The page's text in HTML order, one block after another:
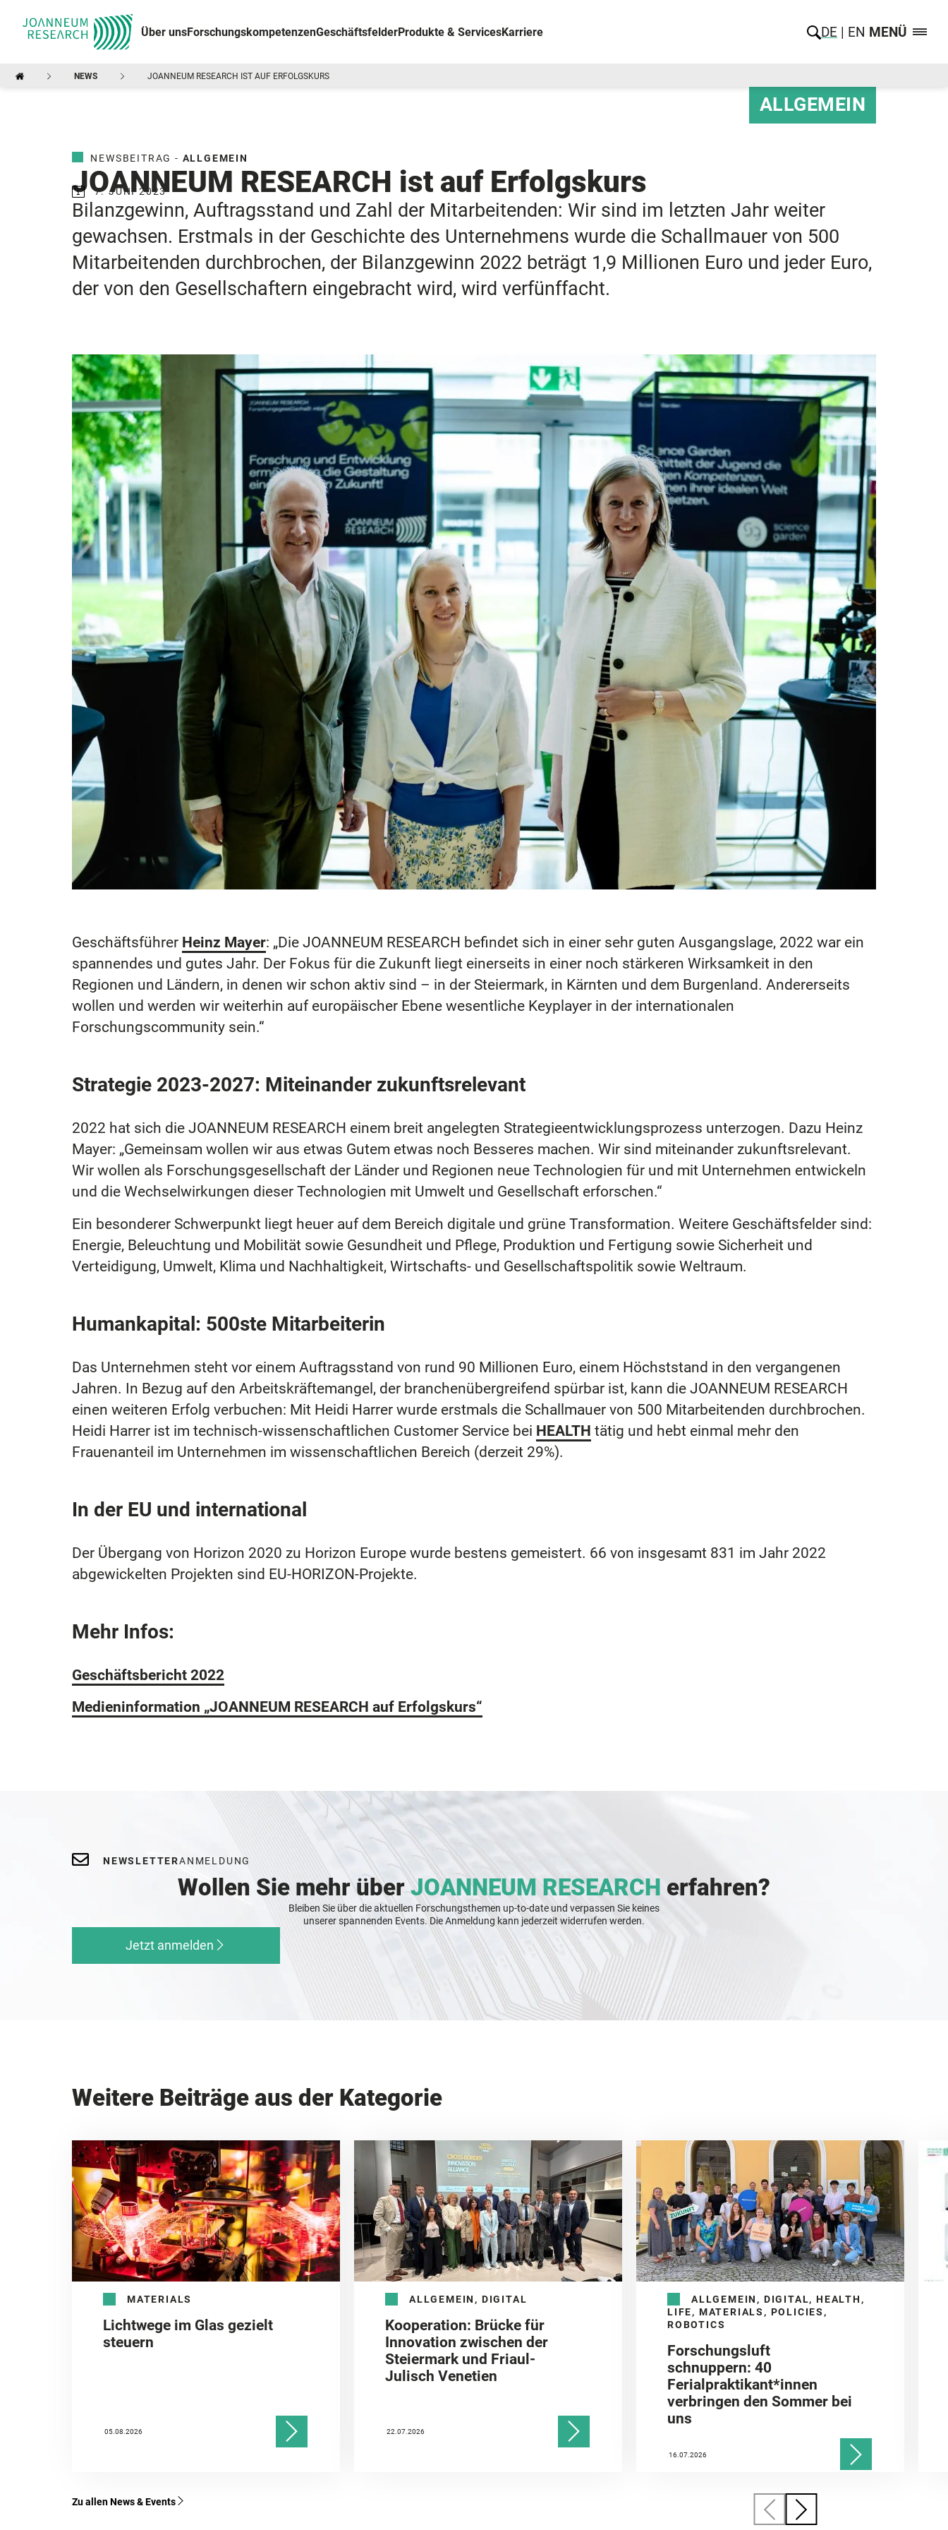
Über unsForschungskompetenzenGeschäftsfelderProdukte & ServicesKarriere DE EN MENÜ
NEWS JOANNEUM RESEARCH IST AUF ERFOLGSKURS
ALLGEMEIN
NEWSBEITRAG - ALLGEMEIN
JOANNEUM RESEARCH ist auf Erfolgskurs
7. JUNI 2023
Bilanzgewinn, Auftragsstand und Zahl der Mitarbeitenden: Wir sind im letzten Jahr weiter
gewachsen. Erstmals in der Geschichte des Unternehmens wurde die Schallmauer von 500
Mitarbeitenden durchbrochen, der Bilanzgewinn 2022 beträgt 1,9 Millionen Euro und jeder Euro,
der von den Gesellschaftern eingebracht wird, wird verfünffacht.
Geschäftsführer Heinz Mayer: „Die JOANNEUM RESEARCH befindet sich in einer sehr guten Ausgangslage, 2022 war ein
spannendes und gutes Jahr. Der Fokus für die Zukunft liegt einerseits in einer noch stärkeren Wirksamkeit in den
Regionen und Ländern, in denen wir schon aktiv sind – in der Steiermark, in Kärnten und dem Burgenland. Andererseits
wollen und werden wir weiterhin auf europäischer Ebene wesentliche Keyplayer in der internationalen
Forschungscommunity sein.“
Strategie 2023-2027: Miteinander zukunftsrelevant
2022 hat sich die JOANNEUM RESEARCH einem breit angelegten Strategieentwicklungsprozess unterzogen. Dazu Heinz
Mayer: „Gemeinsam wollen wir aus etwas Gutem etwas noch Besseres machen. Wir sind miteinander zukunftsrelevant.
Wir wollen als Forschungsgesellschaft der Länder und Regionen neue Technologien für und mit Unternehmen entwickeln
und die Wechselwirkungen dieser Technologien mit Umwelt und Gesellschaft erforschen.“
Ein besonderer Schwerpunkt liegt heuer auf dem Bereich digitale und grüne Transformation. Weitere Geschäftsfelder sind:
Energie, Beleuchtung und Mobilität sowie Gesundheit und Pflege, Produktion und Fertigung sowie Sicherheit und
Verteidigung, Umwelt, Klima und Nachhaltigkeit, Wirtschafts- und Gesellschaftspolitik sowie Weltraum.
Humankapital: 500ste Mitarbeiterin
Das Unternehmen steht vor einem Auftragsstand von rund 90 Millionen Euro, einem Höchststand in den vergangenen
Jahren. In Bezug auf den Arbeitskräftemangel, der branchenübergreifend spürbar ist, kann die JOANNEUM RESEARCH
einen weiteren Erfolg verbuchen: Mit Heidi Harrer wurde erstmals die Schallmauer von 500 Mitarbeitenden durchbrochen.
Heidi Harrer ist im technisch-wissenschaftlichen Customer Service bei HEALTH tätig und hebt einmal mehr den
Frauenanteil im Unternehmen im wissenschaftlichen Bereich (derzeit 29%).
In der EU und international
Der Übergang von Horizon 2020 zu Horizon Europe wurde bestens gemeistert. 66 von insgesamt 831 im Jahr 2022
abgewickelten Projekten sind EU-HORIZON-Projekte.
Mehr Infos:
Geschäftsbericht 2022
Medieninformation „JOANNEUM RESEARCH auf Erfolgskurs“
NEWSLETTERANMELDUNG
Wollen Sie mehr überJOANNEUM RESEARCH erfahren?
Bleiben Sie über die aktuellen Forschungsthemen up-to-date und verpassen Sie keines
unserer spannenden Events. Die Anmeldung kann jederzeit widerrufen werden.
Jetzt anmelden
Weitere Beiträge aus der Kategorie
MATERIALS
Lichtwege im Glas gezielt
steuern
05.08.2026
ALLGEMEIN, DIGITAL
Kooperation: Brücke für
Innovation zwischen der
Steiermark und Friaul-
Julisch Venetien
22.07.2026
ALLGEMEIN, DIGITAL, HEALTH,
LIFE, MATERIALS, POLICIES,
ROBOTICS
Forschungsluft
schnuppern: 40
Ferialpraktikant*innen
verbringen den Sommer bei
uns
16.07.2026
Zu allen News & Events